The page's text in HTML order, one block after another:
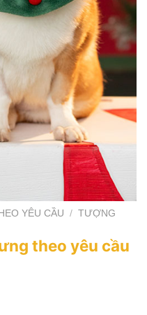
YÊU CẦU / TƯỢNG
theo yêu cầu